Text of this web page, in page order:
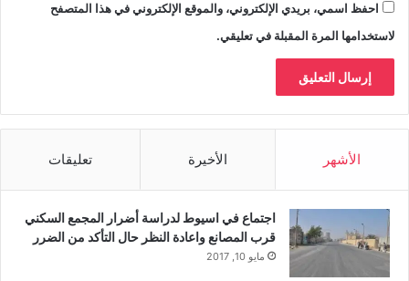
احفظ اسمي، بريدي الإلكتروني، والموقع الإلكتروني في هذا المتصفح
لاستخدامها المرة المقبلة في تعليقي.
الأشهر الأخيرة تعليقات
اجتماع في اسيوط لدراسة أضرار المجمع السكني
قرب المصانع واعادة النظر حال التأكد من الضرر
مايو 10, 2017